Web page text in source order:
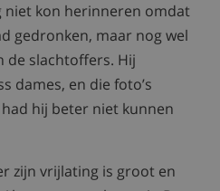
niet kon herinneren omdat
gedronken, maar nog wel
de slachtoffers. Hij
dames, en die foto’s
hij beter niet kunnen
zijn vrijlating is groot en